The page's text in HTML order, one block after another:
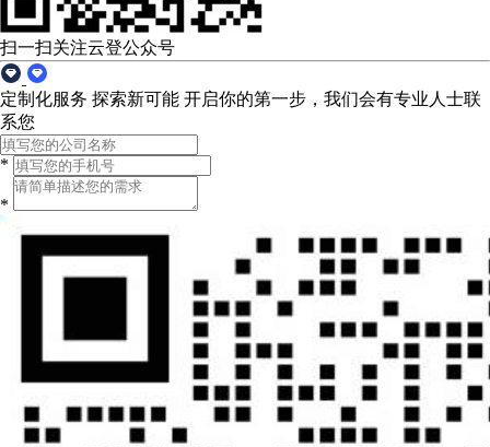
扫一扫关注云登公众号
定制化服务 探索新可能 开启你的第一步，我们会有专业人士联
系您
*
*